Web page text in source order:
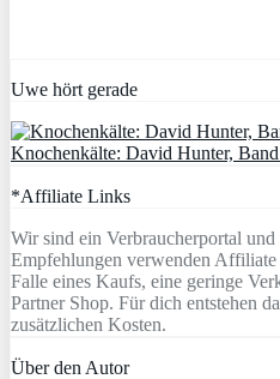
Uwe hört gerade
Knochenkälte: David Hunter,
*Affiliate Links
Wir sind ein Verbraucherportal
Empfehlungen verwenden
Falle eines Kaufs, eine geringe
Partner Shop. Für dich entstehen
zusätzlichen Kosten.
Über den Autor